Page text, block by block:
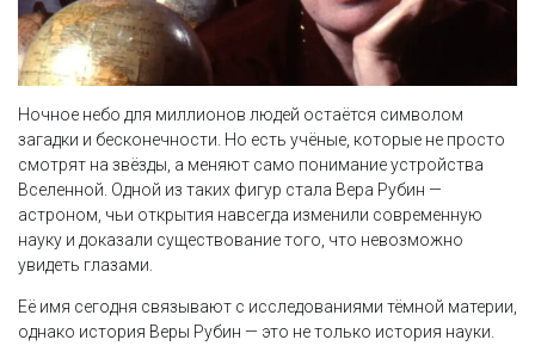
Ночное небо для миллионов людей остаётся символом
загадки и бесконечности. Но есть учёные, которые не просто
смотрят на звёзды, а меняют само понимание устройства
Вселенной. Одной из таких фигур стала Вера Рубин —
астроном, чьи открытия навсегда изменили современную
науку и доказали существование того, что невозможно
увидеть глазами.
Её имя сегодня связывают с исследованиями тёмной материи,
однако история Веры Рубин — это не только история науки.